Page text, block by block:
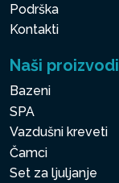
Podrška
Kontakti
Naši proizvodi
Bazeni
SPA
Vazdušni kreveti
Čamci
Set za ljuljanje